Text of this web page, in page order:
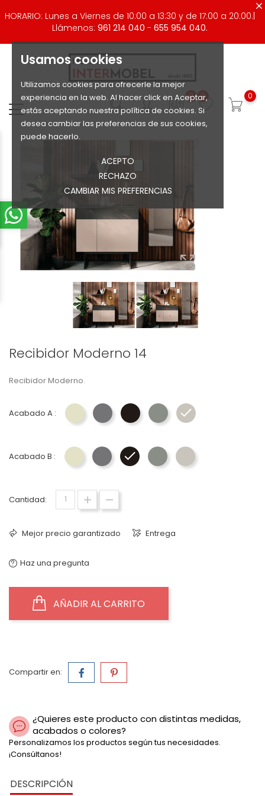
Usamos cookies
Utilizamos cookies para ofrecerle la mejor
experiencia en la web. Al hacer click en Aceptar,
estás aceptando nuestra política de cookies. Si
desea cambiar las preferencias de sus cookies,
puede hacerlo.
ACEPTO
RECHAZO
CAMBIAR MIS PREFERENCIAS
HORARIO: Lunes a Viernes de 10:00 a 13:30 y de 17:00 a 20:00.|
Llámenos: 961 214 040 - 655 954 040.
0 0 0
Recibidor Moderno 14
Recibidor Moderno.
Acabado A : Lacado Nácar - Salones LaGrama
Lacado Titanio - Salones LaGrama
Lacado Gris Vulcano - Salones
Lacado Granito - Salones
Lacado Cendra -
Acabado B : Lacado Nácar - Salones LaGrama
Lacado Titanio - Salones LaGrama
Lacado Gris Vulcano - Salones
Lacado Granito - Salones
Lacado Cendra -
Cantidad:
Mejor precio garantizado Entrega
Haz una pregunta
AÑADIR AL CARRITO
Compartir en:
¿Quieres este producto con distintas medidas,
acabados o colores?
Personalizamos los productos según tus necesidades.
¡Consúltanos!
DESCRIPCIÓN